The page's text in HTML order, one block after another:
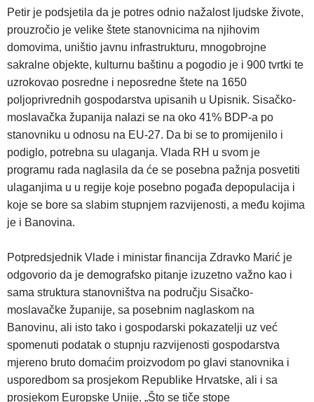
Petir je podsjetila da je potres odnio nažalost ljudske živote,
prouzročio je velike štete stanovnicima na njihovim
domovima, uništio javnu infrastrukturu, mnogobrojne
sakralne objekte, kulturnu baštinu a pogodio je i 900 tvrtki te
uzrokovao posredne i neposredne štete na 1650
poljoprivrednih gospodarstva upisanih u Upisnik. Sisačko-
moslavačka županija nalazi se na oko 41% BDP-a po
stanovniku u odnosu na EU-27. Da bi se to promijenilo i
podiglo, potrebna su ulaganja. Vlada RH u svom je
programu rada naglasila da će se posebna pažnja posvetiti
ulaganjima u u regije koje posebno pogađa depopulacija i
koje se bore sa slabim stupnjem razvijenosti, a među kojima
je i Banovina.
Potpredsjednik Vlade i ministar financija Zdravko Marić je
odgovorio da je demografsko pitanje izuzetno važno kao i
sama struktura stanovništva na području Sisačko-
moslavačke županije, sa posebnim naglaskom na
Banovinu, ali isto tako i gospodarski pokazatelji uz već
spomenuti podatak o stupnju razvijenosti gospodarstva
mjereno bruto domaćim proizvodom po glavi stanovnika i
usporedbom sa prosjekom Republike Hrvatske, ali i sa
prosjekom Europske Unije. „Što se tiče stope